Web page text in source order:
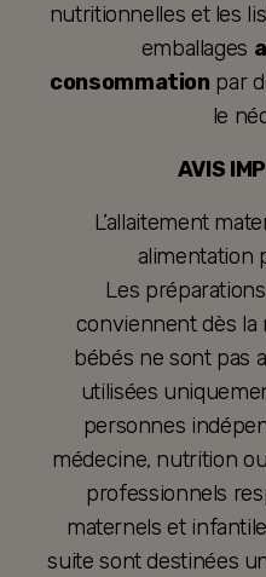
nutritionnelles et les
emballages
consommation par
le
AVIS
L’allaitement
alimentation
Les
conviennent dès la
bébés ne sont pas
utilisées
personnes
médecine, nutrition
professionnels
maternels et
suite sont destinées